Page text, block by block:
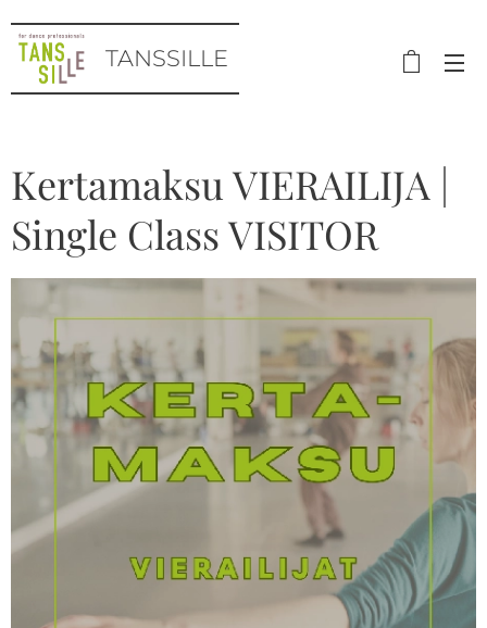
TANSSILLE
Kertamaksu VIERAILIJA |
Single Class VISITOR